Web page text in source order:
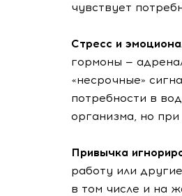
чувствует
Стресс и
гормоны —
«несрочные»
потребности в
организма, но
Привычка
работу или
в том числе и на